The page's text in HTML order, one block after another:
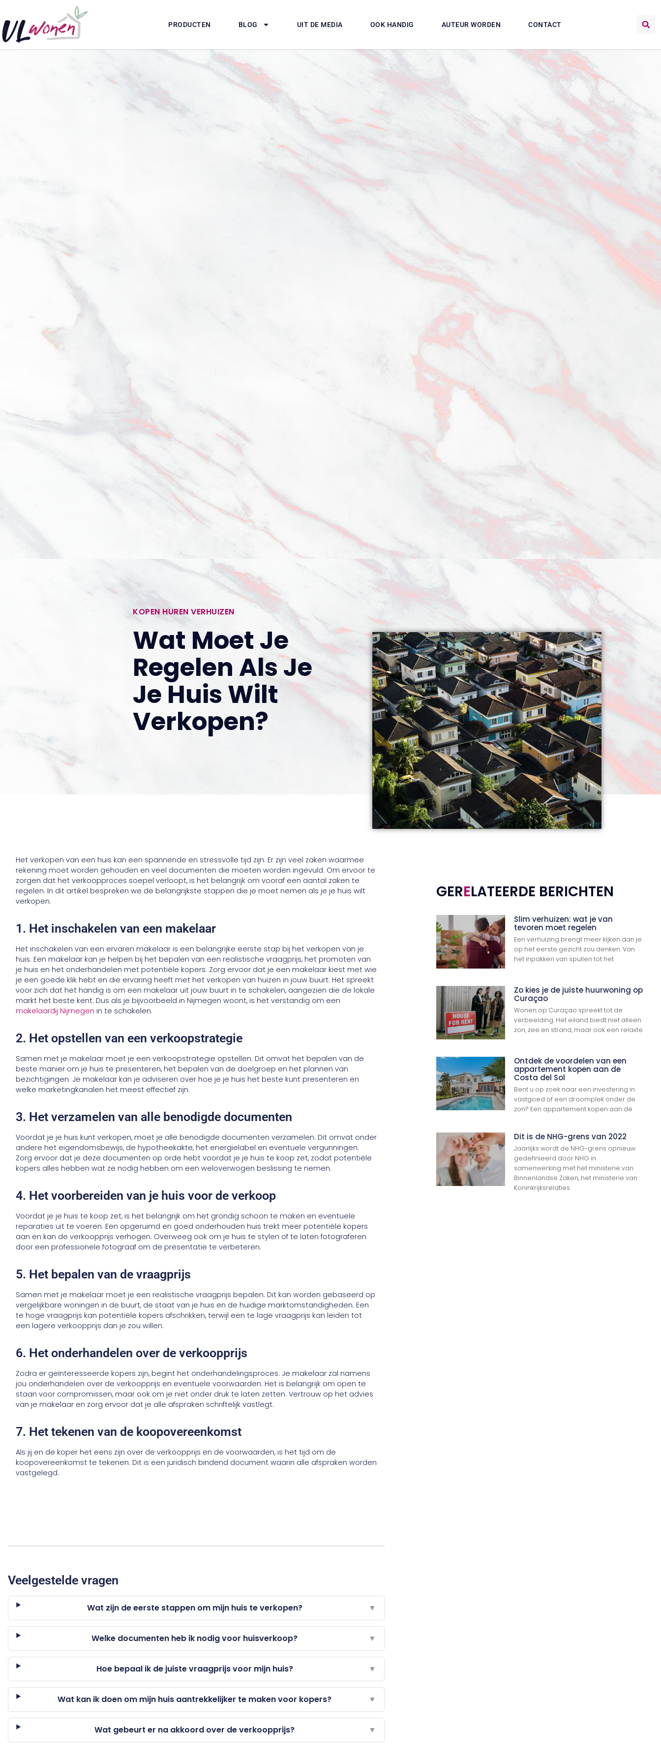
PRODUCTEN BLOG UIT DE MEDIA OOK HANDIG AUTEUR WORDEN CONTACT
KOPEN HUREN VERHUIZEN
Wat Moet Je
Regelen Als Je
Je Huis Wilt
Verkopen?
Het verkopen van een huis kan een spannende en stressvolle tijd zijn. Er zijn veel zaken waarmee
rekening moet worden gehouden en veel documenten die moeten worden ingevuld. Om ervoor te
zorgen dat het verkoopproces soepel verloopt, is het belangrijk om vooraf een aantal zaken te
regelen. In dit artikel bespreken we de belangrijkste stappen die je moet nemen als je je huis wilt
verkopen.
1. Het inschakelen van een makelaar
Het inschakelen van een ervaren makelaar is een belangrijke eerste stap bij het verkopen van je
huis. Een makelaar kan je helpen bij het bepalen van een realistische vraagprijs, het promoten van
je huis en het onderhandelen met potentiële kopers. Zorg ervoor dat je een makelaar kiest met wie
je een goede klik hebt en die ervaring heeft met het verkopen van huizen in jouw buurt. Het spreekt
voor zich dat het handig is om een makelaar uit jouw buurt in te schakelen, aangezien die de lokale
markt het beste kent. Dus als je bijvoorbeeld in Nijmegen woont, is het verstandig om een
makelaardij Nijmegen in te schakelen.
2. Het opstellen van een verkoopstrategie
Samen met je makelaar moet je een verkoopstrategie opstellen. Dit omvat het bepalen van de
beste manier om je huis te presenteren, het bepalen van de doelgroep en het plannen van
bezichtigingen. Je makelaar kan je adviseren over hoe je je huis het beste kunt presenteren en
welke marketingkanalen het meest effectief zijn.
3. Het verzamelen van alle benodigde documenten
Voordat je je huis kunt verkopen, moet je alle benodigde documenten verzamelen. Dit omvat onder
andere het eigendomsbewijs, de hypotheekakte, het energielabel en eventuele vergunningen.
Zorg ervoor dat je deze documenten op orde hebt voordat je je huis te koop zet, zodat potentiële
kopers alles hebben wat ze nodig hebben om een weloverwogen beslissing te nemen.
4. Het voorbereiden van je huis voor de verkoop
Voordat je je huis te koop zet, is het belangrijk om het grondig schoon te maken en eventuele
reparaties uit te voeren. Een opgeruimd en goed onderhouden huis trekt meer potentiële kopers
aan en kan de verkoopprijs verhogen. Overweeg ook om je huis te stylen of te laten fotograferen
door een professionele fotograaf om de presentatie te verbeteren.
5. Het bepalen van de vraagprijs
Samen met je makelaar moet je een realistische vraagprijs bepalen. Dit kan worden gebaseerd op
vergelijkbare woningen in de buurt, de staat van je huis en de huidige marktomstandigheden. Een
te hoge vraagprijs kan potentiële kopers afschrikken, terwijl een te lage vraagprijs kan leiden tot
een lagere verkoopprijs dan je zou willen.
6. Het onderhandelen over de verkoopprijs
Zodra er geïnteresseerde kopers zijn, begint het onderhandelingsproces. Je makelaar zal namens
jou onderhandelen over de verkoopprijs en eventuele voorwaarden. Het is belangrijk om open te
staan voor compromissen, maar ook om je niet onder druk te laten zetten. Vertrouw op het advies
van je makelaar en zorg ervoor dat je alle afspraken schriftelijk vastlegt.
7. Het tekenen van de koopovereenkomst
Als jij en de koper het eens zijn over de verkoopprijs en de voorwaarden, is het tijd om de
koopovereenkomst te tekenen. Dit is een juridisch bindend document waarin alle afspraken worden
vastgelegd.
Veelgestelde vragen
Wat zijn de eerste stappen om mijn huis te verkopen? ▼
Welke documenten heb ik nodig voor huisverkoop? ▼
Hoe bepaal ik de juiste vraagprijs voor mijn huis? ▼
Wat kan ik doen om mijn huis aantrekkelijker te maken voor kopers? ▼
Wat gebeurt er na akkoord over de verkoopprijs? ▼
GERELATEERDE BERICHTEN
Slim verhuizen: wat je van
tevoren moet regelen
Een verhuizing brengt meer kijken dan je
op het eerste gezicht zou denken. Van
het inpakken van spullen tot het
Zo kies je de juiste huurwoning op
Curaçao
Wonen op Curaçao spreekt tot de
verbeelding. Het eiland biedt niet alleen
zon, zee en strand, maar ook een relaxte
Ontdek de voordelen van een
appartement kopen aan de
Costa del Sol
Bent u op zoek naar een investering in
vastgoed of een droomplek onder de
zon? Een appartement kopen aan de
Dit is de NHG-grens van 2022
Jaarlijks wordt de NHG-grens opnieuw
gedefinieerd door NHG in
samenwerking met het ministerie van
Binnenlandse Zaken, het ministerie van
Koninkrijksrelaties